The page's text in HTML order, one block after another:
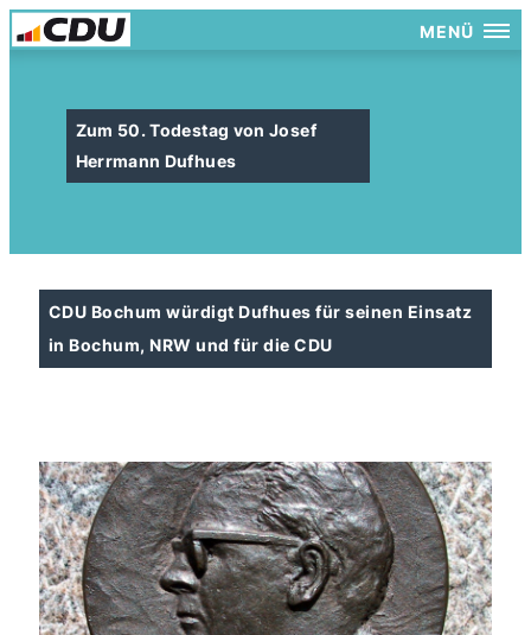
MENÜ
Zum 50. Todestag von Josef
Herrmann Dufhues
CDU Bochum würdigt Dufhues für seinen Einsatz
in Bochum, NRW und für die CDU